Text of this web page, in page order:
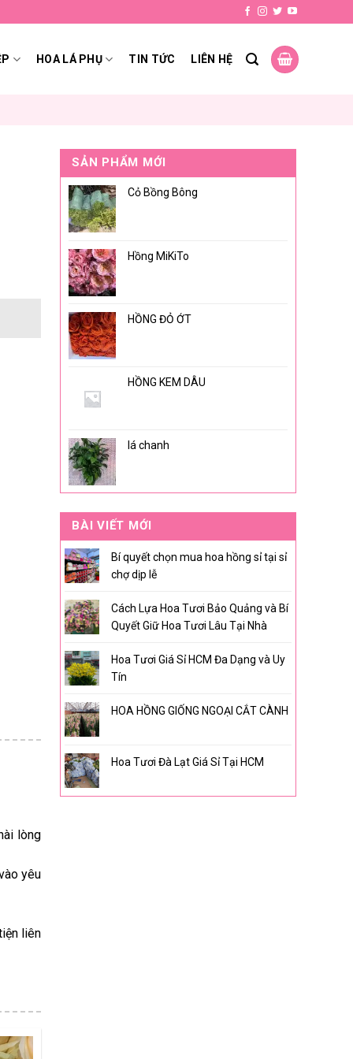
HOA LÁ PHỤ TIN TỨC LIÊN HỆ
SẢN PHẨM MỚI
Cỏ Bồng Bông
Hồng MiKiTo
HỒNG ĐỎ ỚT
HỒNG KEM DÂU
lá chanh
BÀI VIẾT MỚI
Bí quyết chọn mua hoa hồng sỉ tại sỉ
chợ dịp lễ
Cách Lựa Hoa Tươi Bảo Quảng và Bí
Quyết Giữ Hoa Tươi Lâu Tại Nhà
Hoa Tươi Giá Sỉ HCM Đa Dạng và Uy
Tín
HOA HỒNG GIỐNG NGOẠI CẮT CÀNH
Hoa Tươi Đà Lạt Giá Sỉ Tại HCM
lòng
yêu
liên